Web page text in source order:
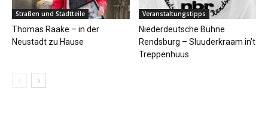
Straßen und Stadtteile
Thomas Raake – in der
Neustadt zu Hause
Veranstaltungstipps
Niederdeutsche Bühne
Rendsburg – Sluuderkraam in’t
Treppenhuus